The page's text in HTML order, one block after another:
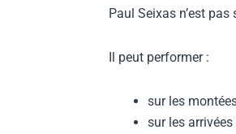
Paul Seixas n’est
Il peut performer :
sur les
sur les